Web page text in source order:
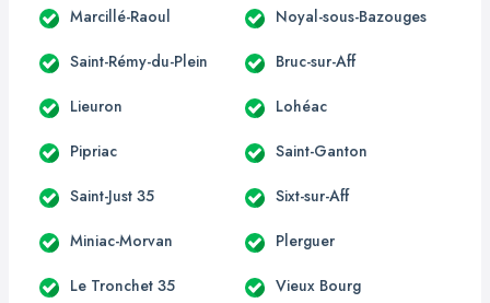
Marcillé-Raoul Noyal-sous-Bazouges
Saint-Rémy-du-Plein Bruc-sur-Aff
Lieuron Lohéac
Pipriac Saint-Ganton
Saint-Just 35 Sixt-sur-Aff
Miniac-Morvan Plerguer
Le Tronchet 35 Vieux Bourg